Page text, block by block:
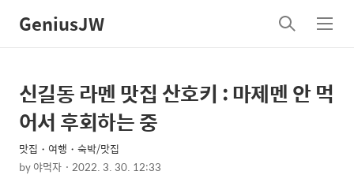
GeniusJW
검
색
메
뉴
상
세
컨
텐
본
문
제
목
신길동 라멘 맛집 산호키 : 마제멘 안 먹
어서 후회하는 중
맛집・여행・숙박/맛집
by야먹자 2022. 3. 30. 12:33